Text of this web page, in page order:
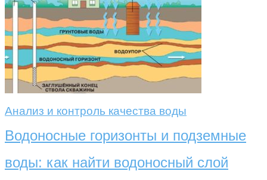
Анализ и контроль качества воды
Водоносные горизонты и подземные
воды: как найти водоносный слой